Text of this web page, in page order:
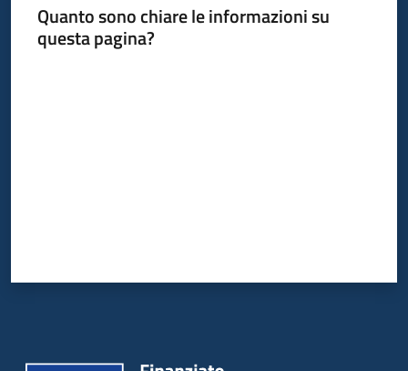
Leggi
Atti
Agenzia
Seguici
Quanto sono chiare le informazioni su
questa pagina?